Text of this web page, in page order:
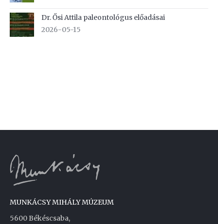
Dr. Ősi Attila paleontológus előadásai
2026-05-15
MUNKÁCSY MIHÁLY MÚZEUM
5600 Békéscsaba,